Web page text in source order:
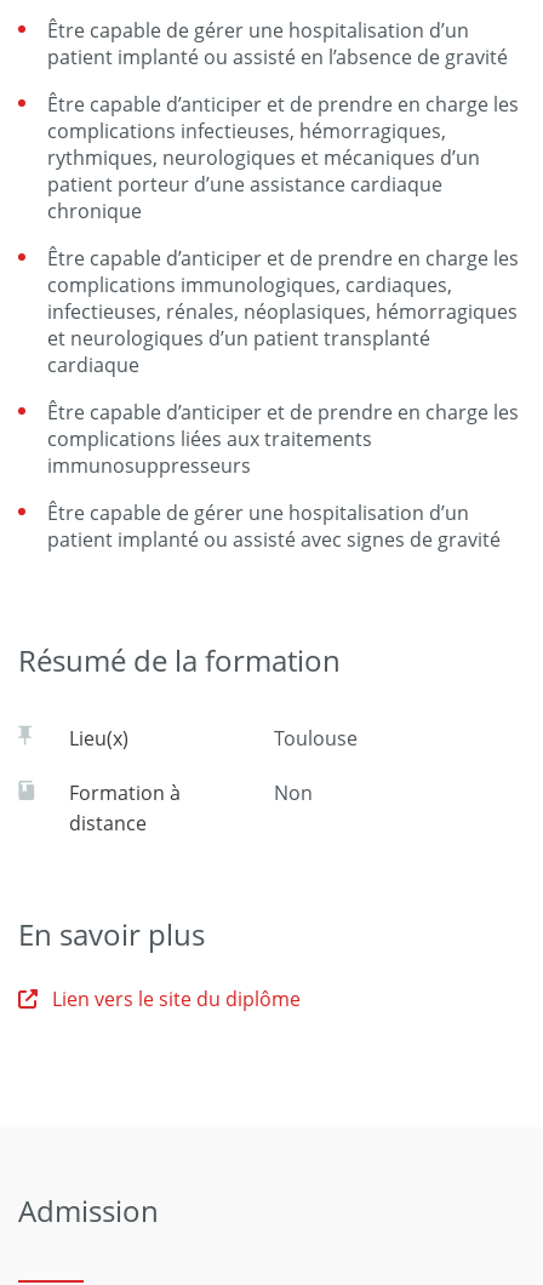
Être capable de gérer une hospitalisation d’un
patient implanté ou assisté en l’absence de gravité
Être capable d’anticiper et de prendre en charge les
complications infectieuses, hémorragiques,
rythmiques, neurologiques et mécaniques d’un
patient porteur d’une assistance cardiaque
chronique
Être capable d’anticiper et de prendre en charge les
complications immunologiques, cardiaques,
infectieuses, rénales, néoplasiques, hémorragiques
et neurologiques d’un patient transplanté
cardiaque
Être capable d’anticiper et de prendre en charge les
complications liées aux traitements
immunosuppresseurs
Être capable de gérer une hospitalisation d’un
patient implanté ou assisté avec signes de gravité
Résumé de la formation
Lieu(x) Toulouse
Formation à
distance
Non
En savoir plus
Lien vers le site du diplôme
Admission